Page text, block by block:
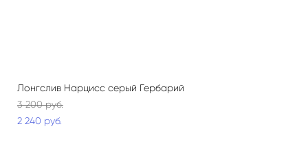
Лонгслив Нарцисс серый Гербарий
3 200 pуб.
2 240 pуб.